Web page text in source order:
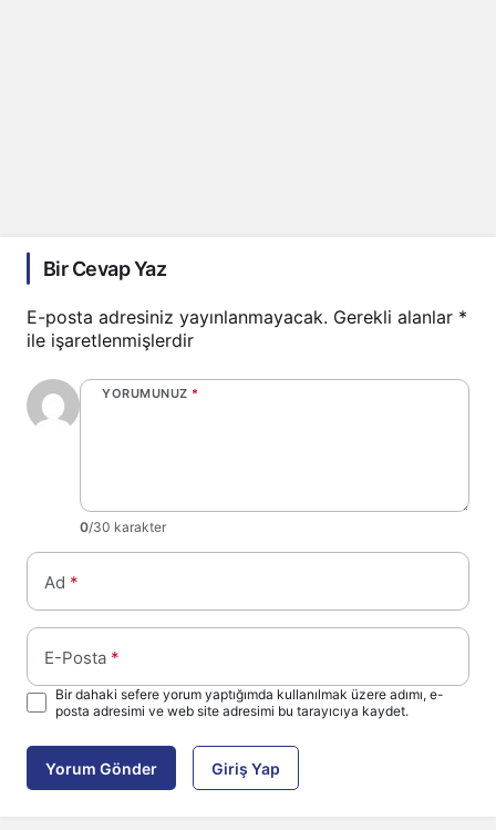
Bir Cevap Yaz
E-posta adresiniz yayınlanmayacak. Gerekli alanlar *
ile işaretlenmişlerdir
YORUMUNUZ *
0/30 karakter
Ad *
E-Posta *
Bir dahaki sefere yorum yaptığımda kullanılmak üzere adımı, e-
posta adresimi ve web site adresimi bu tarayıcıya kaydet.
Yorum Gönder Giriş Yap